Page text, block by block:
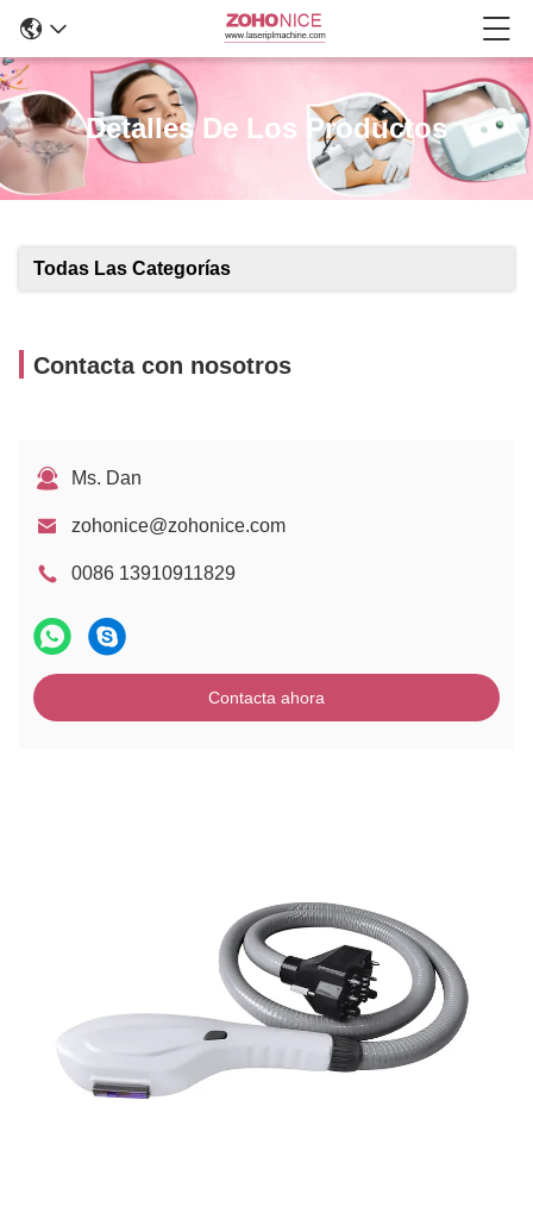
Detalles De Los Productos
Todas Las Categorías
Contacta con nosotros
Ms. Dan
zohonice@zohonice.com
0086 13910911829
Contacta ahora